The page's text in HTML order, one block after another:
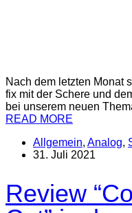
Nach dem letzten Monat
fix mit der Schere und
bei unserem neuen
READ MORE
Allgemein, Analog,
31. Juli 2021
Review